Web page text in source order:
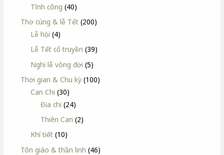
Tĩnh công (40)
Thờ cúng & lễ Tết (200)
Lễ hội (4)
Lễ Tết cổ truyền (39)
Nghi lễ vòng đời (5)
Thời gian & Chu kỳ (100)
Can Chi (30)
Địa chi (24)
Thiên Can (2)
Khí tiết (10)
Tôn giáo & thần linh (46)